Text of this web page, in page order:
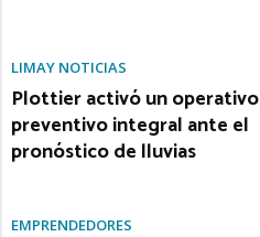
LIMAY NOTICIAS
Plottier activó un operativo
preventivo integral ante el
pronóstico de lluvias
EMPRENDEDORES